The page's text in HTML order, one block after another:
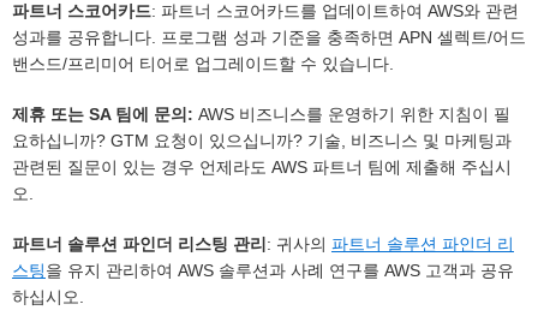
파트너 스코어카드: 파트너 스코어카드를 업데이트하여 AWS와 관련
성과를 공유합니다. 프로그램 성과 기준을 충족하면 APN 셀렉트/어드
밴스드/프리미어 티어로 업그레이드할 수 있습니다.
제휴 또는 SA 팀에 문의: AWS 비즈니스를 운영하기 위한 지침이 필
요하십니까? GTM 요청이 있으십니까? 기술, 비즈니스 및 마케팅과
관련된 질문이 있는 경우 언제라도 AWS 파트너 팀에 제출해 주십시
오.
파트너 솔루션 파인더 리스팅 관리 : 귀사의 파트너 솔루션 파인더 리
스팅을 유지 관리하여 AWS 솔루션과 사례 연구를 AWS 고객과 공유
하십시오.